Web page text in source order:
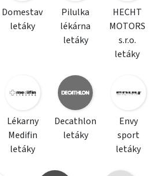
Domestav
letáky
Pilulka
lékárna
letáky
HECHT
MOTORS
s.r.o.
letáky
Lékarny
Medifin
letáky
Decathlon
letáky
Envy
sport
letáky